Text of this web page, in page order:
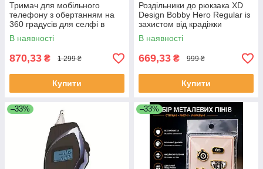
Тримач для мобільного
телефону з обертанням на
360 градусів для селфі в
прямому ефірі
В наявності
870,33 ₴ 1 299 ₴
Купити
Роздільники до рюкзака XD
Design Bobby Hero Regular із
захистом від крадіжки
В наявності
669,33 ₴ 999 ₴
Купити
–33% –33%